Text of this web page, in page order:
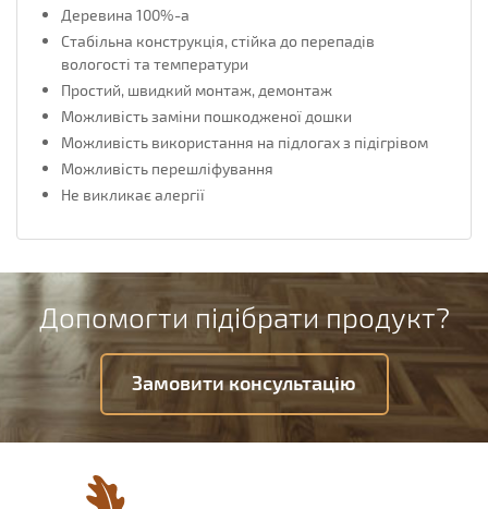
Деревина 100%-а
Стабільна конструкція, стійка до перепадів
вологості та температури
Простий, швидкий монтаж, демонтаж
Можливість заміни пошкодженої дошки
Можливість використання на підлогах з підігрівом
Можливість перешліфування
Не викликає алергії
Допомогти підібрати продукт?
Замовити консультацію